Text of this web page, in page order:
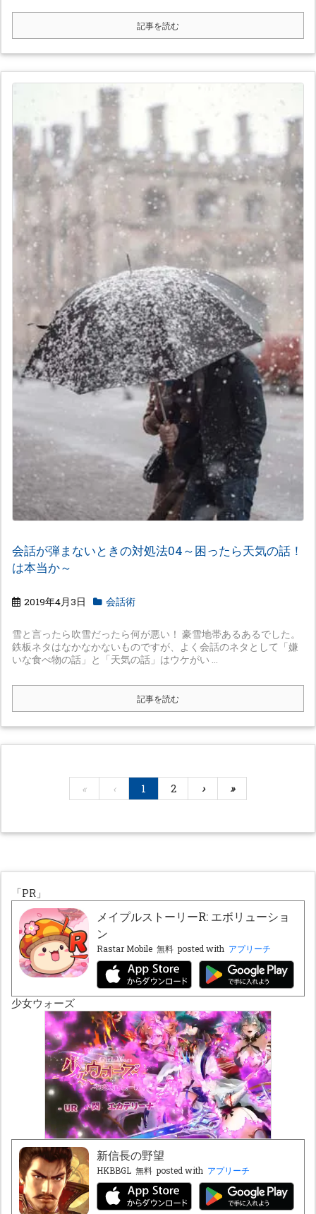
記事を読む
会話が弾まないときの対処法04～困ったら天気の話！
は本当か～
2019年4月3日 会話術
雪と言ったら吹雪だったら何が悪い！ 豪雪地帯あるあるでした。
鉄板ネタはなかなかないものですが、よく会話のネタとして「嫌
いな食べ物の話」と「天気の話」はウケがい ...
記事を読む
« ‹ 1 2 › »
「PR」
メイプルストーリーR: エボリューショ
ン
Rastar Mobile 無料 posted with アプリーチ
少女ウォーズ
新信長の野望
HKBBGL 無料 posted with アプリーチ